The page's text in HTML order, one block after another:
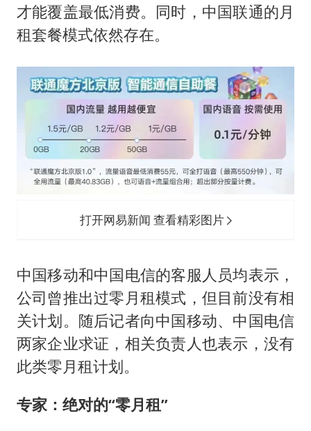
才能覆盖最低消费。同时，中国联通的月
租套餐模式依然存在。
打开网易新闻 查看精彩图片
中国移动和中国电信的客服人员均表示，
公司曾推出过零月租模式，但目前没有相
关计划。随后记者向中国移动、中国电信
两家企业求证，相关负责人也表示，没有
此类零月租计划。
专家：绝对的“零月租”